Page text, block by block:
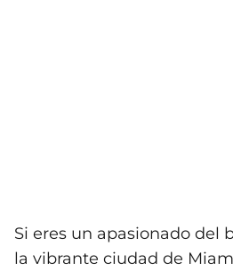
Si eres un apasionado del
la vibrante ciudad de